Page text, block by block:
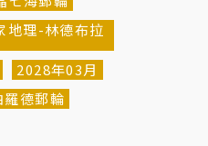
理-林德布拉
2028年03月
德郵輪